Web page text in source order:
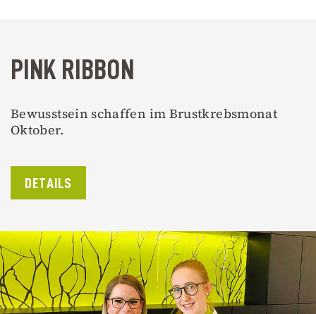
PINK RIBBON
Bewusstsein schaffen im Brustkrebsmonat
Oktober.
DETAILS